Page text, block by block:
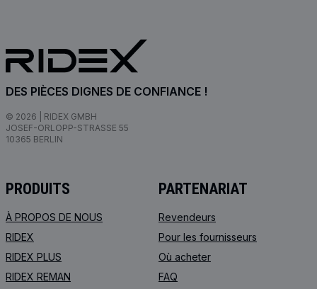
DES PIÈCES DIGNES DE CONFIANCE !
© 2026 | RIDEX GMBH
JOSEF-ORLOPP-STRASSE 55
10365 BERLIN
PRODUITS
À PROPOS DE NOUS
RIDEX
RIDEX PLUS
RIDEX REMAN
PARTENARIAT
Revendeurs
Pour les fournisseurs
Où acheter
FAQ